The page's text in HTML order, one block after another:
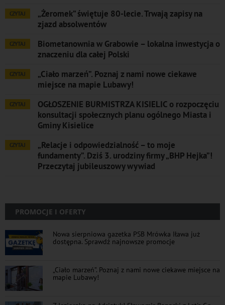
CZYTAJ
„Żeromek” świętuje 80-lecie. Trwają zapisy na
zjazd absolwentów
CZYTAJ
Biometanownia w Grabowie – lokalna inwestycja o
znaczeniu dla całej Polski
CZYTAJ
„Ciało marzeń”. Poznaj z nami nowe ciekawe
miejsce na mapie Lubawy!
CZYTAJ
OGŁOSZENIE BURMISTRZA KISIELIC o rozpoczęciu
konsultacji społecznych planu ogólnego Miasta i
Gminy Kisielice
CZYTAJ
„Relacje i odpowiedzialność – to moje
fundamenty”. Dziś 3. urodziny firmy „BHP Hejka”!
Przeczytaj jubileuszowy wywiad
PROMOCJE I OFERTY
Nowa sierpniowa gazetka PSB Mrówka Iława już
dostępna. Sprawdź najnowsze promocje
„Ciało marzeń”. Poznaj z nami nowe ciekawe miejsce na
mapie Lubawy!